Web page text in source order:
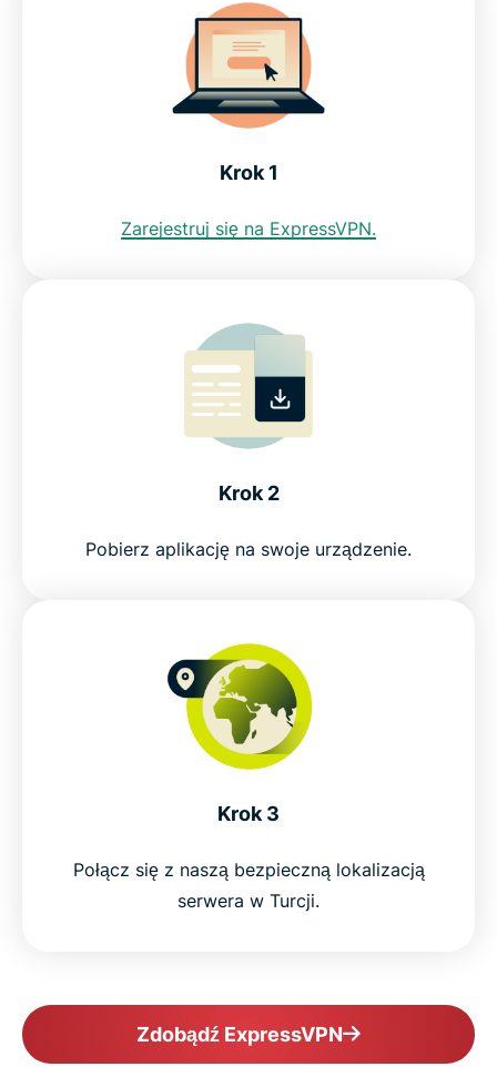
Oto, dlaczego ExpressVPN to najlepszy VPN dla
Czy darmowy VPN pomoże mi uzyskać turecki
ExpressVPN dla wszystkich krajów
Zaopatrz się w VPN dla Turcji
Everyday uses for a Turkey VPN
Why choose ExpressVPN for Turkey
Popular VPN locations for Turkish users
Why millions trust ExpressVPN
Get ExpressVPN for Turkey risk-free
Krok 1
Zarejestruj się na ExpressVPN.
Krok 2
Pobierz aplikację na swoje urządzenie.
Krok 3
Połącz się z naszą bezpieczną lokalizacją
serwera w Turcji.
Zdobądź ExpressVPN